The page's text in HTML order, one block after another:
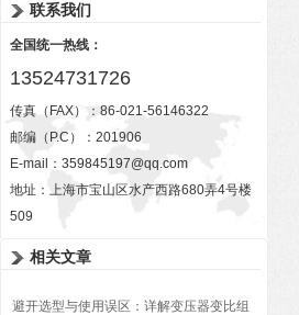
联系我们
全国统一热线：
13524731726
传真（FAX）：86-021-56146322
邮编（P.C）：201906
E-mail： 359845197@qq.com
地址：上海市宝山区水产西路680弄4号楼
509
相关文章
避开选型与使用误区：详解变压器变比组